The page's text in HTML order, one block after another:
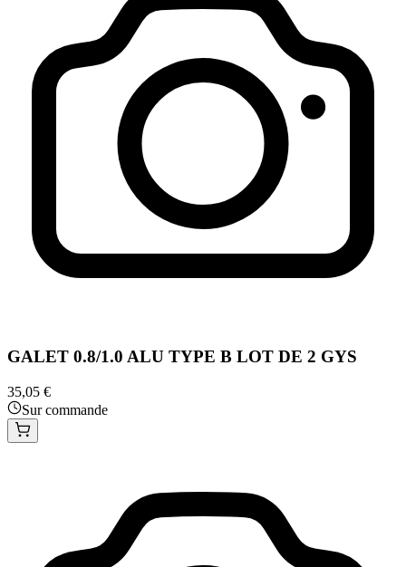
GALET 0.8/1.0 ALU TYPE B LOT DE 2 GYS
35,05 €
Sur commande